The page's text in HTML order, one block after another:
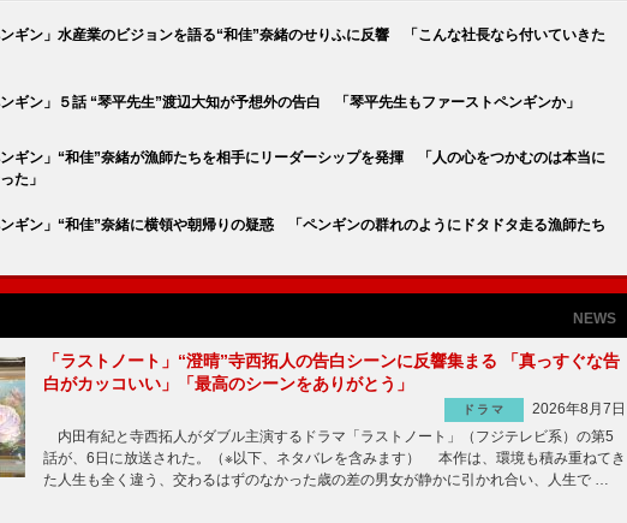
ンギン」水産業のビジョンを語る“和佳”奈緒のせりふに反響 「こんな社長なら付いていきた
ンギン」５話 “琴平先生”渡辺大知が予想外の告白 「琴平先生もファーストペンギンか」
ンギン」“和佳”奈緒が漁師たちを相手にリーダーシップを発揮 「人の心をつかむのは本当に
た」
ンギン」“和佳”奈緒に横領や朝帰りの疑惑 「ペンギンの群れのようにドタドタ走る漁師たち
NEWS
「ラストノート」“澄晴”寺西拓人の告白シーンに反響集まる 「真っすぐな告
白がカッコいい」「最高のシーンをありがとう」
ドラマ
2026年8月7日
内田有紀と寺西拓人がダブル主演するドラマ「ラストノート」（フジテレビ系）の第5
話が、6日に放送された。（※以下、ネタバレを含みます） 本作は、環境も積み重ねてき
た人生も全く違う、交わるはずのなかった歳の差の男女が静かに引かれ合い、人生で …